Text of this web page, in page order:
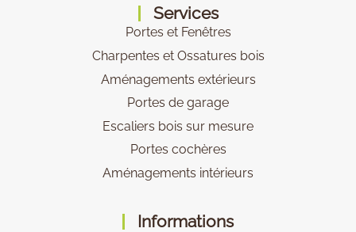
Services
Portes et Fenêtres
Charpentes et Ossatures bois
Aménagements extérieurs
Portes de garage
Escaliers bois sur mesure
Portes cochères
Aménagements intérieurs
Informations